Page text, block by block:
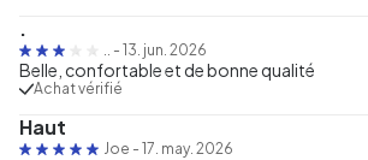
.
- 13. jun. 2026
Belle, confortable et de bonne qualité
Achat vérifié
Haut
Joe - 17. may. 2026